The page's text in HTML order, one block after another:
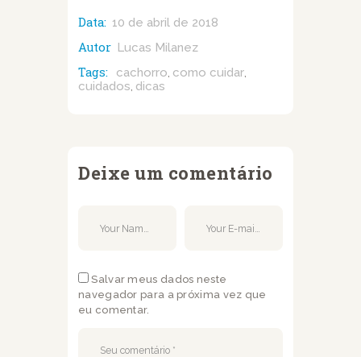
Data: 10 de abril de 2018
Autor Lucas Milanez
Tags: cachorro, como cuidar,
cuidados, dicas
Deixe um comentário
Salvar meus dados neste
navegador para a próxima vez que
eu comentar.